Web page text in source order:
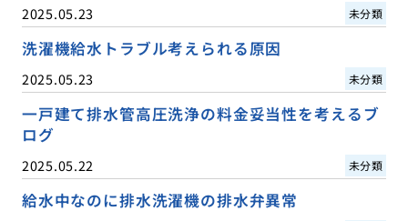
2025.05.23 未分類
洗濯機給水トラブル考えられる原因
2025.05.23 未分類
一戸建て排水管高圧洗浄の料金妥当性を考えるブ
ログ
2025.05.22 未分類
給水中なのに排水洗濯機の排水弁異常